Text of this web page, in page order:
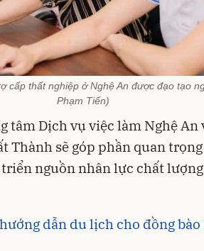
cấp thất nghiệp ở Nghệ An được đạo tạo
Phạm Tiến)
tâm Dịch vụ việc làm Nghệ An
Thành sẽ góp phần quan
nguồn nhân lực chất
dẫn du lịch cho đồng bào